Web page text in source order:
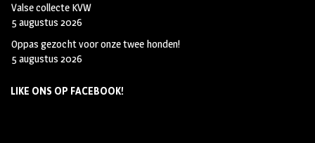
Valse collecte KVW
5 augustus 2026
Oppas gezocht voor onze twee honden!
5 augustus 2026
LIKE ONS OP FACEBOOK!